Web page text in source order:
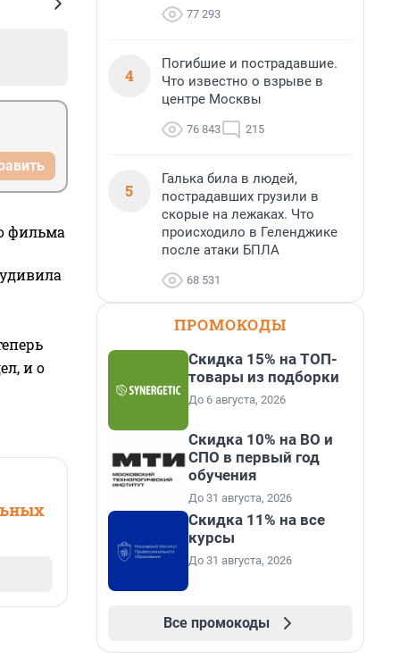
фильма
и о
77 293
4
Погибшие и пострадавшие.
Что известно о взрыве в
центре Москвы
76 843 215
5
Галька била в людей,
пострадавших грузили в
скорые на лежаках. Что
происходило в Геленджике
после атаки БПЛА
68 531
ПРОМОКОДЫ
Скидка 15% на ТОП-
товары из подборки
До 6 августа, 2026
Скидка 10% на ВО и
СПО в первый год
обучения
До 31 августа, 2026
Скидка 11% на все
курсы
До 31 августа, 2026
Все промокоды